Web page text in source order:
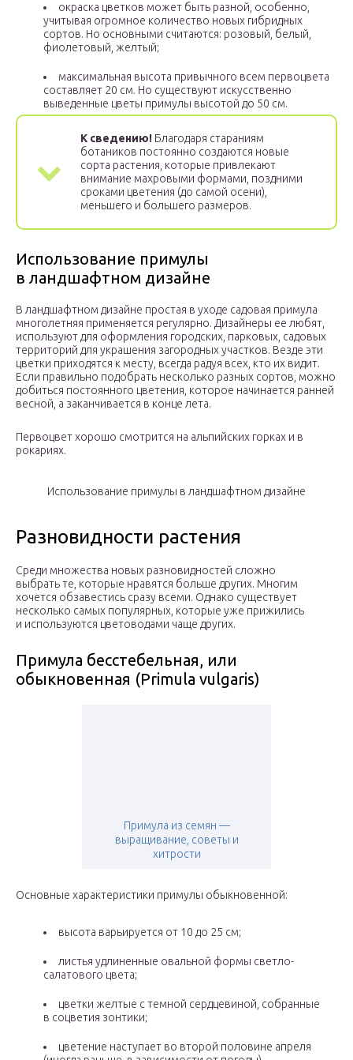
окраска цветков может быть разной, особенно,
учитывая огромное количество новых гибридных
сортов. Но основными считаются: розовый, белый,
фиолетовый, желтый;
максимальная высота привычного всем первоцвета
составляет 20 см. Но существуют искусственно
выведенные цветы примулы высотой до 50 см.
К сведению! Благодаря стараниям
ботаников постоянно создаются новые
сорта растения, которые привлекают
внимание махровыми формами, поздними
сроками цветения (до самой осени),
меньшего и большего размеров.
Использование примулы
в ландшафтном дизайне
В ландшафтном дизайне простая в уходе садовая примула
многолетняя применяется регулярно. Дизайнеры ее любят,
используют для оформления городских, парковых, садовых
территорий для украшения загородных участков. Везде эти
цветки приходятся к месту, всегда радуя всех, кто их видит.
Если правильно подобрать несколько разных сортов, можно
добиться постоянного цветения, которое начинается ранней
весной, а заканчивается в конце лета.
Первоцвет хорошо смотрится на альпийских горках и в
рокариях.
Использование примулы в ландшафтном дизайне
Разновидности растения
Среди множества новых разновидностей сложно
выбрать те, которые нравятся больше других. Многим
хочется обзавестись сразу всеми. Однако существует
несколько самых популярных, которые уже прижились
и используются цветоводами чаще других.
Примула бесстебельная, или
обыкновенная (Primula vulgaris)
Примула из семян —
выращивание, советы и
хитрости
Основные характеристики примулы обыкновенной:
высота варьируется от 10 до 25 см;
листья удлиненные овальной формы светло-
салатового цвета;
цветки желтые с темной сердцевиной, собранные
в соцветия зонтики;
цветение наступает во второй половине апреля